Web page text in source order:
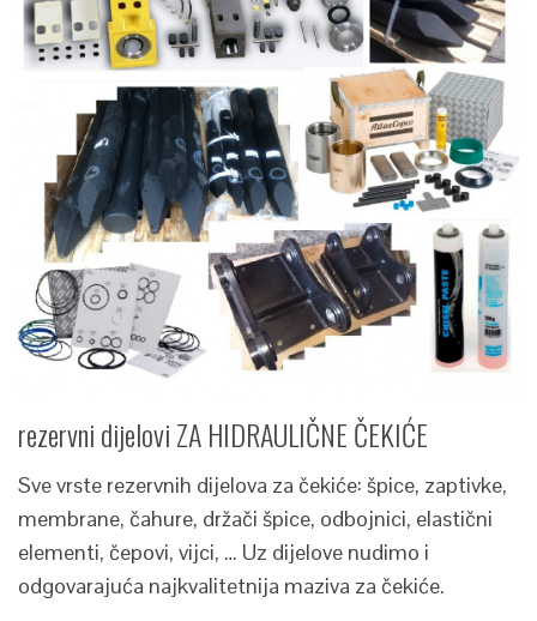
rezervni dijelovi ZA HIDRAULIČNE ČEKIĆE
Sve vrste rezervnih dijelova za čekiće: špice, zaptivke,
membrane, čahure, držači špice, odbojnici, elastični
elementi, čepovi, vijci, … Uz dijelove nudimo i
odgovarajuća najkvalitetnija maziva za čekiće.